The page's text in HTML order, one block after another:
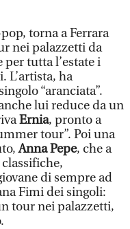
torna a Ferrara
nei palazzetti da
tutta l’estate i
L’artista, ha
“aranciata”.
lui reduce da un
Ernia, pronto a
tour”. Poi una
Anna Pepe, che a
di sempre ad
Fimi dei singoli:
tour nei palazzetti,